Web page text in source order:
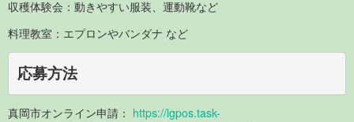
収穫体験会：動きやすい服装、運動靴など
料理教室：エプロンやバンダナ など
真岡市オンライン申請： https://lgpos.task-